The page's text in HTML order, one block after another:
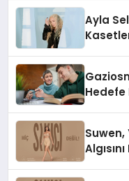
Ayla
Hedefe
Suwen,